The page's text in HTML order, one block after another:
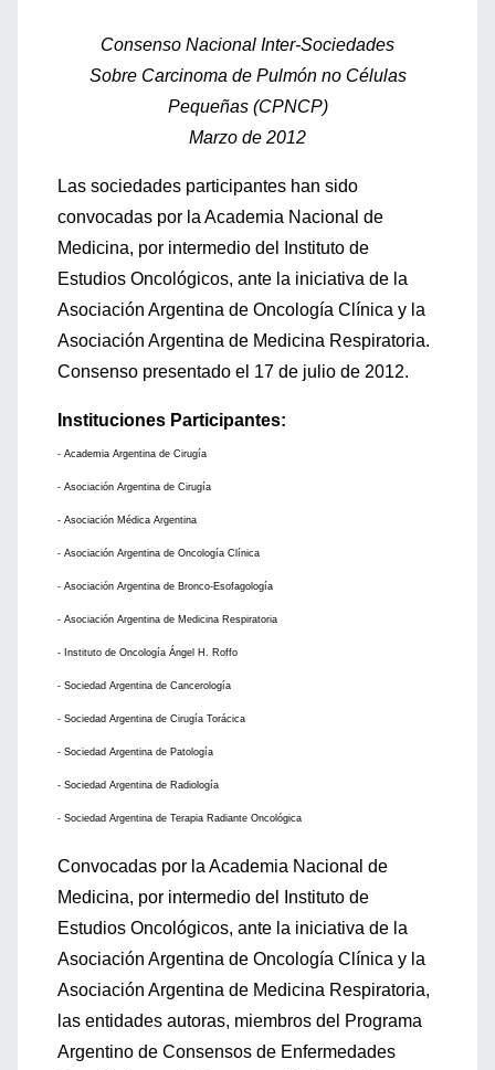
Consenso Nacional Inter-Sociedades
Sobre Carcinoma de Pulmón no Células
Pequeñas (CPNCP)
Marzo de 2012
Las sociedades participantes han sido
convocadas por la Academia Nacional de
Medicina, por intermedio del Instituto de
Estudios Oncológicos, ante la iniciativa de la
Asociación Argentina de Oncología Clínica y la
Asociación Argentina de Medicina Respiratoria.
Consenso presentado el 17 de julio de 2012.
Instituciones Participantes:
- Academia Argentina de Cirugía
- Asociación Argentina de Cirugía
- Asociación Médica Argentina
- Asociación Argentina de Oncología Clínica
- Asociación Argentina de Bronco-Esofagología
- Asociación Argentina de Medicina Respiratoria
- Instituto de Oncología Ángel H. Roffo
- Sociedad Argentina de Cancerología
- Sociedad Argentina de Cirugía Torácica
- Sociedad Argentina de Patología
- Sociedad Argentina de Radiología
- Sociedad Argentina de Terapia Radiante Oncológica
Convocadas por la Academia Nacional de
Medicina, por intermedio del Instituto de
Estudios Oncológicos, ante la iniciativa de la
Asociación Argentina de Oncología Clínica y la
Asociación Argentina de Medicina Respiratoria,
las entidades autoras, miembros del Programa
Argentino de Consensos de Enfermedades